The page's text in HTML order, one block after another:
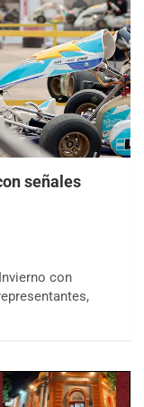
señales
con